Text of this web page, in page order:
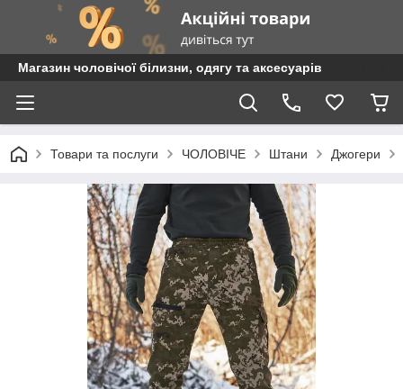
Магазин чоловічої білизни, одягу та аксесуарів
Товари та послуги ЧОЛОВІЧЕ Штани Джогери